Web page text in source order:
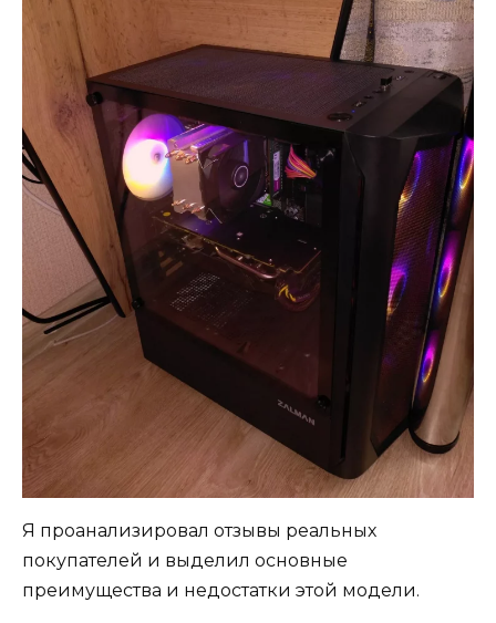
Я проанализировал отзывы реальных
покупателей и выделил основные
преимущества и недостатки этой модели.